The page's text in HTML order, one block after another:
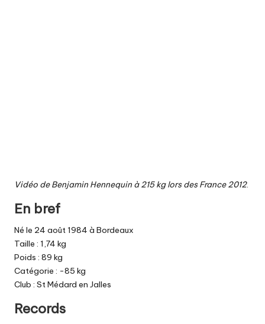
Vidéo de Benjamin Hennequin à 215 kg lors des France 2012.
En bref
Né le 24 août 1984 à Bordeaux
Taille : 1,74 kg
Poids : 89 kg
Catégorie : -85 kg
Club : St Médard en Jalles
Records